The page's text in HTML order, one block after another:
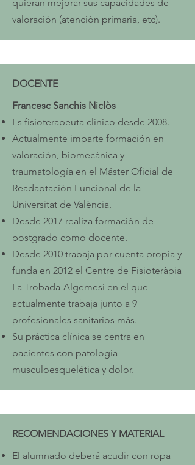
quieran mejorar sus capacidades de
valoración (atención primaria, etc).
DOCENTE
Francesc Sanchis Niclòs
Es fisioterapeuta clínico desde 2008.
Actualmente imparte formación en
valoración, biomecánica y
traumatología en el Máster Oficial de
Readaptación Funcional de la
Universitat de València.
Desde 2017 realiza formación de
postgrado como docente.
Desde 2010 trabaja por cuenta propia y
funda en 2012 el Centre de Fisioteràpia
La Trobada-Algemesí en el que
actualmente trabaja junto a 9
profesionales sanitarios más.
Su práctica clínica se centra en
pacientes con patología
musculoesquelética y dolor.
RECOMENDACIONES Y MATERIAL
El alumnado deberá acudir con ropa